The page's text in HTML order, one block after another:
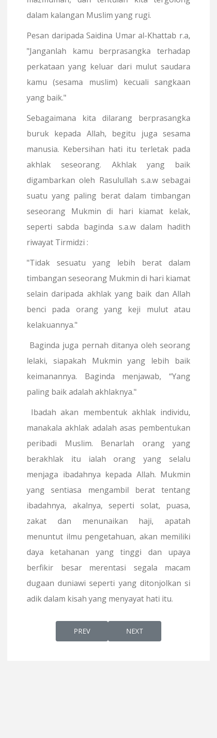
dalam kalangan Muslim yang rugi.
Pesan daripada Saidina Umar al-Khattab r.a,
"Janganlah kamu berprasangka terhadap
perkataan yang keluar dari mulut saudara
kamu (sesama muslim) kecuali sangkaan
yang baik."
Sebagaimana kita dilarang berprasangka
buruk kepada Allah, begitu juga sesama
manusia. Kebersihan hati itu terletak pada
akhlak seseorang. Akhlak yang baik
digambarkan oleh Rasulullah s.a.w sebagai
suatu yang paling berat dalam timbangan
seseorang Mukmin di hari kiamat kelak,
seperti sabda baginda s.a.w dalam hadith
riwayat Tirmidzi :
"Tidak sesuatu yang lebih berat dalam
timbangan seseorang Mukmin di hari kiamat
selain daripada akhlak yang baik dan Allah
benci pada orang yang keji mulut atau
kelakuannya."
Baginda juga pernah ditanya oleh seorang
lelaki, siapakah Mukmin yang lebih baik
keimanannya. Baginda menjawab, “Yang
paling baik adalah akhlaknya."
Ibadah akan membentuk akhlak individu,
manakala akhlak adalah asas pembentukan
peribadi Muslim. Benarlah orang yang
berakhlak itu ialah orang yang selalu
menjaga ibadahnya kepada Allah. Mukmin
yang sentiasa mengambil berat tentang
ibadahnya, akalnya, seperti solat, puasa,
zakat dan menunaikan haji, apatah
menuntut ilmu pengetahuan, akan memiliki
daya ketahanan yang tinggi dan upaya
berfikir besar merentasi segala macam
dugaan duniawi seperti yang ditonjolkan si
adik dalam kisah yang menyayat hati itu.
PREVIOUS ARTICLE: MEMBACA RUMI,
PREV NEXT ARTICLE: MEMBACA
NEXT